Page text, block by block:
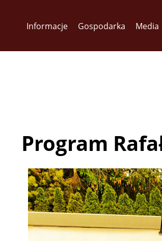
Informacje Gospodarka Media
Program